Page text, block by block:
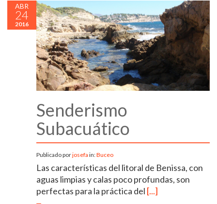
ABR
24
2016
Senderismo
Subacuático
Publicado porjosefa in:Buceo
Las características del litoral de Benissa, con
aguas limpias y calas poco profundas, son
perfectas para la práctica del [...]